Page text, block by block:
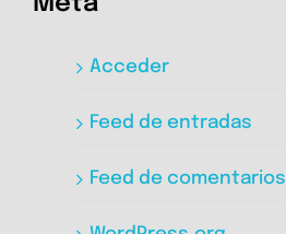
Acceder
Feed de entradas
Feed de comentarios